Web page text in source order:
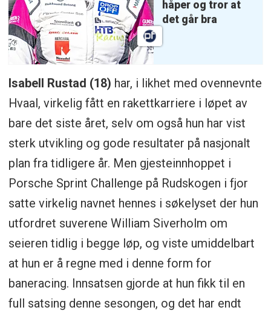
håper og tror at
det går bra
Isabell Rustad (18) har, i likhet med ovennevnte
Hvaal, virkelig fått en rakettkarriere i løpet av
bare det siste året, selv om også hun har vist
sterk utvikling og gode resultater på nasjonalt
plan fra tidligere år. Men gjesteinnhoppet i
Porsche Sprint Challenge på Rudskogen i fjor
satte virkelig navnet hennes i søkelyset der hun
utfordret suverene William Siverholm om
seieren tidlig i begge løp, og viste umiddelbart
at hun er å regne med i denne form for
baneracing. Innsatsen gjorde at hun fikk til en
full satsing denne sesongen, og det har endt